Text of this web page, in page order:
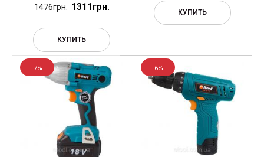
1476грн. 1311грн.
КУПИТЬ
КУПИТЬ
-7% -6%